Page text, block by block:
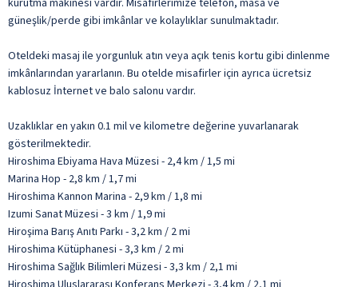
güneşlik/perde gibi imkânlar ve kolaylıklar sunulmaktadır.
Oteldeki masaj ile yorgunluk atın veya açık tenis kortu gibi dinlenme
imkânlarından yararlanın. Bu otelde misafirler için ayrıca ücretsiz
kablosuz İnternet ve balo salonu vardır.
Uzaklıklar en yakın 0.1 mil ve kilometre değerine yuvarlanarak
gösterilmektedir.
Hiroshima Ebiyama Hava Müzesi - 2,4 km / 1,5 mi
Marina Hop - 2,8 km / 1,7 mi
Hiroshima Kannon Marina - 2,9 km / 1,8 mi
Izumi Sanat Müzesi - 3 km / 1,9 mi
Hiroşima Barış Anıtı Parkı - 3,2 km / 2 mi
Hiroshima Kütüphanesi - 3,3 km / 2 mi
Hiroshima Sağlık Bilimleri Müzesi - 3,3 km / 2,1 mi